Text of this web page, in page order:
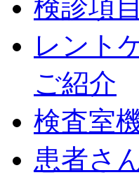
検診項
レント
ご紹介
検査室
患者さ